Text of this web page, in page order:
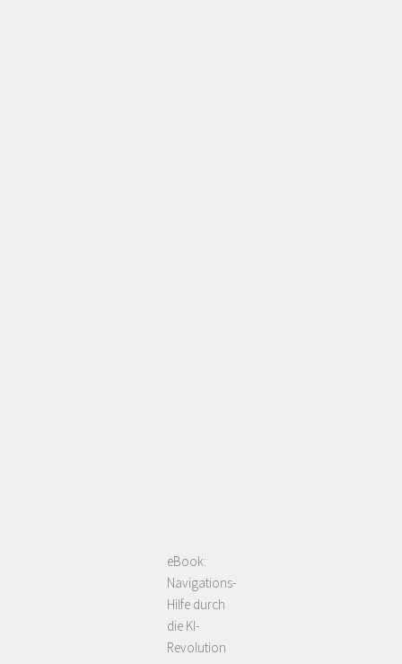
eBook:
Navigations-
Hilfe durch
die KI-
Revolution